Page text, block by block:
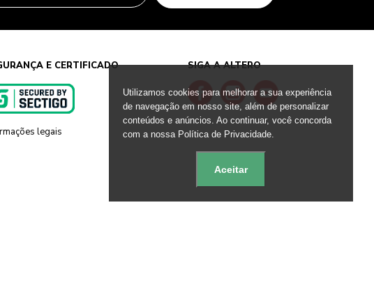
E CERTIFICADO
legais
SIGA A ALTERO
Utilizamos cookies para melhorar a sua experiência
de navegação em nosso site, além de personalizar
conteúdos e anúncios. Ao continuar, você concorda
com a nossa Política de Privacidade.
Aceitar